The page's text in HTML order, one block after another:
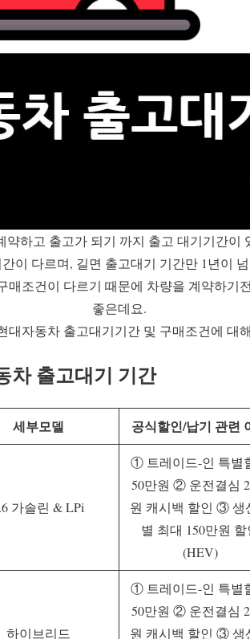
약하고 출고가 되기 까지 출고 대기기간이
이 다르며, 길면 출고대기 기간만 1년이
매조건이 다르기 때문에 차량을 계약하기
좋은데요.
대자동차 출고대기기간 및 구매조건에 대
차 출고대기 기간
세부모델 공식할인/납기 관련
가솔린 & LPi
① 트레이드-인 특별
50만원 ② 운전결심
원 캐시백 할인 ③ 생
별 최대 150만원 할
(HEV)
하이브리드
① 트레이드-인 특별
50만원 ② 운전결심
원 캐시백 할인 ③ 생